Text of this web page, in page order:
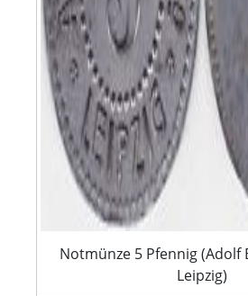
Notmünze 5 Pfennig (Adolf
Leipzig)